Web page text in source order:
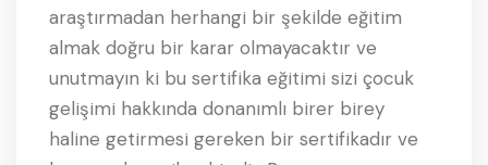
araştırmadan herhangi bir şekilde eğitim
almak doğru bir karar olmayacaktır ve
unutmayın ki bu sertifika eğitimi sizi çocuk
gelişimi hakkında donanımlı birer birey
haline getirmesi gereken bir sertifikadır ve